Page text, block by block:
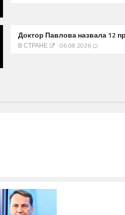
Доктор Павлова назвала 12
В СТРАНЕ 06.08.2026